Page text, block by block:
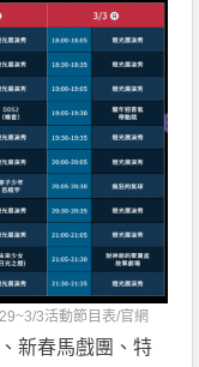
3活動節目表/官網
新春馬戲團、特